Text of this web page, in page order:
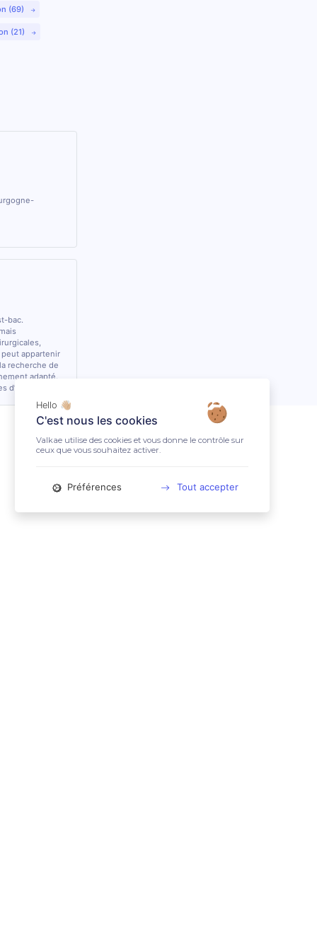
(69)
(21)
bac.
appartenir
recherche de
adapté.
Hello 👋🏼
C'est nous les cookies
Valkae utilise des cookies et vous donne le contrôle sur
ceux que vous souhaitez activer.
Préférences Tout accepter